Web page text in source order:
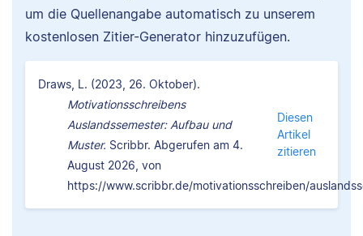
um die Quellenangabe automatisch zu unserem
kostenlosen Zitier-Generator hinzuzufügen.
Draws, L. (2023, 26. Oktober).
Motivationsschreibens
Auslandssemester: Aufbau und
Muster. Scribbr. Abgerufen am 4.
August 2026, von
https://www.scribbr.de/motivationsschreiben/
Diesen
Artikel
zitieren